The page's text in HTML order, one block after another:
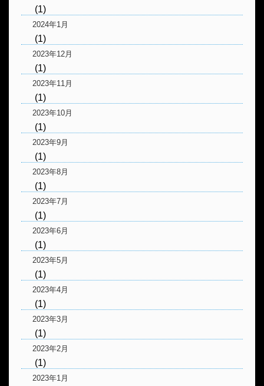
(1)
2024年1月
(1)
2023年12月
(1)
2023年11月
(1)
2023年10月
(1)
2023年9月
(1)
2023年8月
(1)
2023年7月
(1)
2023年6月
(1)
2023年5月
(1)
2023年4月
(1)
2023年3月
(1)
2023年2月
(1)
2023年1月